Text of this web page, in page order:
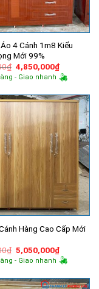
4 Cánh 1m8 Kiểu
Mới 99%
₫ Giá
gốc
là:
4,850,000₫Giá
hiện
tại
- Giao nhanh
Hàng Cao Cấp Mới
₫ Giá
gốc
là:
5,050,000₫Giá
hiện
tại
- Giao nhanh